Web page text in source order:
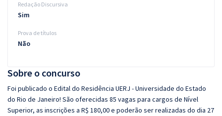
Sobre o concurso
Foi publicado o Edital do Residência UERJ - Universidade do Estado
do Rio de Janeiro! São oferecidas 85 vagas para cargos de Nível
Superior, as inscrições a R$ 180,00 e poderão ser realizadas do dia 27
Redação Discursiva
Sim
Prova de títulos
Não